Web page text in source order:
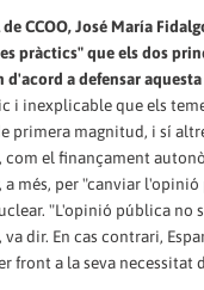
CCOO, José María
pràctics" que els dos
d'acord a defensar
i inexplicable que els
primera magnitud, i sí
com el finançament
a més, per "canviar
"L'opinió pública no
dir. En cas contrari,
front a la seva necessitat